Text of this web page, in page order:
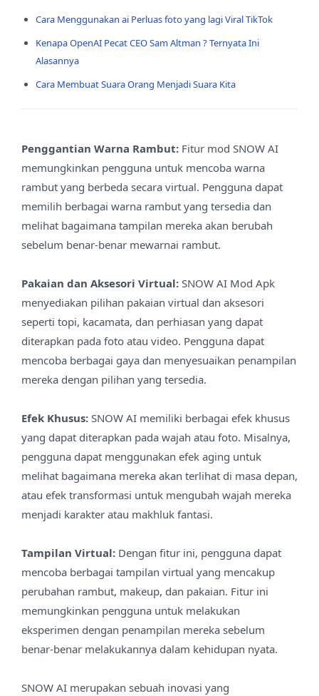
Cara Menggunakan ai Perluas foto yang lagi Viral TikTok
Kenapa OpenAI Pecat CEO Sam Altman ? Ternyata Ini
Alasannya
Cara Membuat Suara Orang Menjadi Suara Kita
Penggantian Warna Rambut: Fitur mod SNOW AI
memungkinkan pengguna untuk mencoba warna
rambut yang berbeda secara virtual. Pengguna dapat
memilih berbagai warna rambut yang tersedia dan
melihat bagaimana tampilan mereka akan berubah
sebelum benar-benar mewarnai rambut.
Pakaian dan Aksesori Virtual: SNOW AI Mod Apk
menyediakan pilihan pakaian virtual dan aksesori
seperti topi, kacamata, dan perhiasan yang dapat
diterapkan pada foto atau video. Pengguna dapat
mencoba berbagai gaya dan menyesuaikan penampilan
mereka dengan pilihan yang tersedia.
Efek Khusus: SNOW AI memiliki berbagai efek khusus
yang dapat diterapkan pada wajah atau foto. Misalnya,
pengguna dapat menggunakan efek aging untuk
melihat bagaimana mereka akan terlihat di masa depan,
atau efek transformasi untuk mengubah wajah mereka
menjadi karakter atau makhluk fantasi.
Tampilan Virtual: Dengan fitur ini, pengguna dapat
mencoba berbagai tampilan virtual yang mencakup
perubahan rambut, makeup, dan pakaian. Fitur ini
memungkinkan pengguna untuk melakukan
eksperimen dengan penampilan mereka sebelum
benar-benar melakukannya dalam kehidupan nyata.
SNOW AI merupakan sebuah inovasi yang